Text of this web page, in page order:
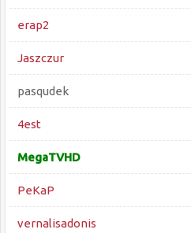
erap2
Jaszczur
pasqudek
4est
MegaTVHD
PeKaP
vernalisadonis